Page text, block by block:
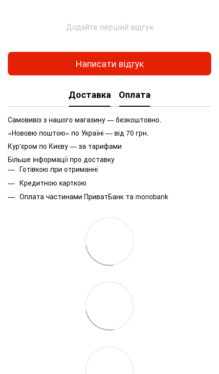
Додайте перший відгук
Написати відгук
Доставка Оплата
Самовивіз з нашого магазину — безкоштовно.
«Нововю поштою» по Україні — від 70 грн.
Кур'єром по Києву — за тарифами
Більше інформації про доставку
Готівкою при отриманні
Кредитною карткою
Оплата частинами ПриватБанк та monobank